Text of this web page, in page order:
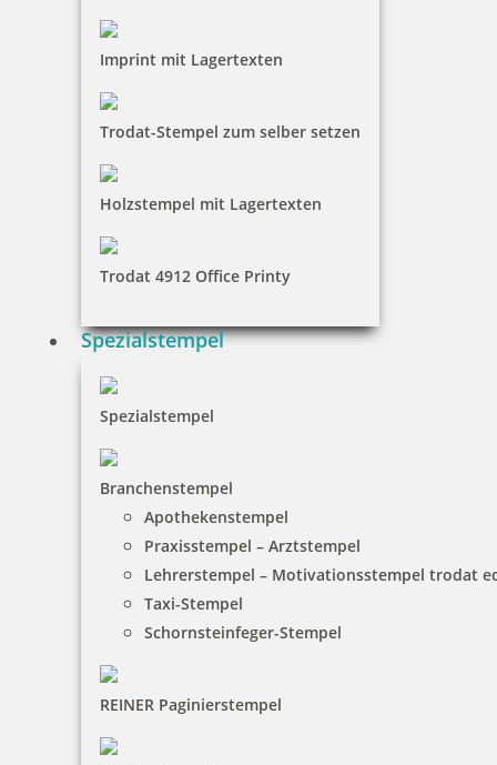
Imprint mit Lagertexten
Trodat-Stempel zum selber setzen
Holzstempel mit Lagertexten
Trodat 4912 Office Printy
Spezialstempel
Spezialstempel
Branchenstempel
Apothekenstempel
Praxisstempel – Arztstempel
Lehrerstempel – Motivationsstempel trodat
Taxi-Stempel
Schornsteinfeger-Stempel
REINER Paginierstempel